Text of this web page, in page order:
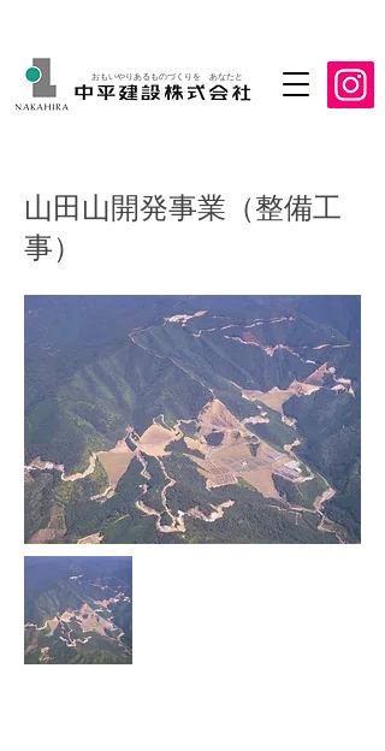
おもいやりあるものづくりを あなたと
山田山開発事業（整備工
事）